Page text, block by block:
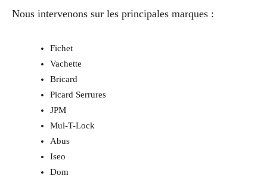
Nous intervenons sur les principales marques :
Fichet
Vachette
Bricard
Picard Serrures
JPM
Mul-T-Lock
Abus
Iseo
Dom